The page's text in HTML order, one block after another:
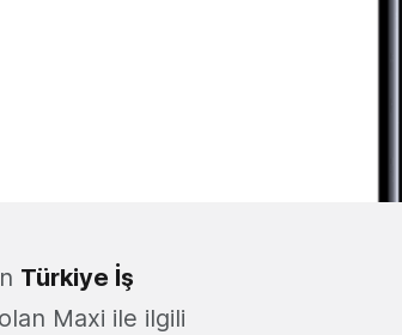
Türkiye İş
Maxi ile ilgili